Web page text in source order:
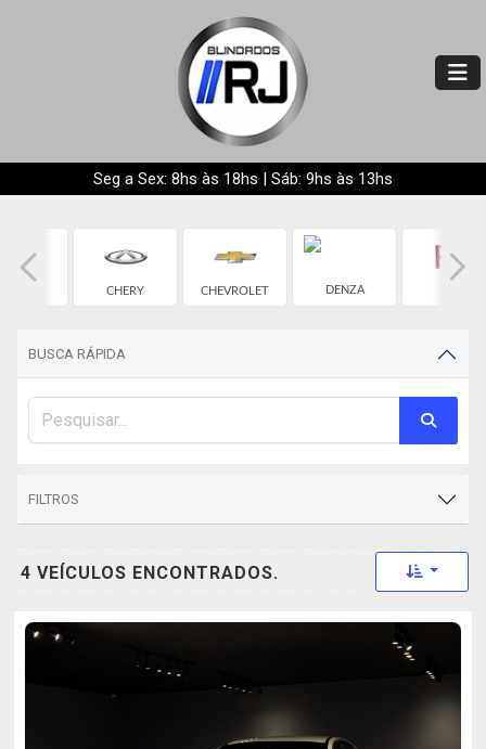
Seg a Sex: 8hs às 18hs | Sáb: 9hs às 13hs
BYD
CHERY
CHEVROLET DENZA
BUSCA RÁPIDA
FILTROS
4 VEÍCULOS ENCONTRADOS. Toggle